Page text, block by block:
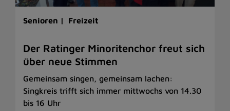
Senioren | Freizeit
Der Ratinger Minoritenchor freut sich
über neue Stimmen
Gemeinsam singen, gemeinsam lachen:
Singkreis trifft sich immer mittwochs von 14.30
bis 16 Uhr